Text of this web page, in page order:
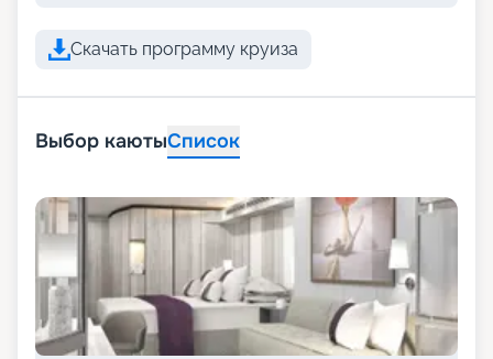
Скачать программу круиза
Выбор каютыСписок